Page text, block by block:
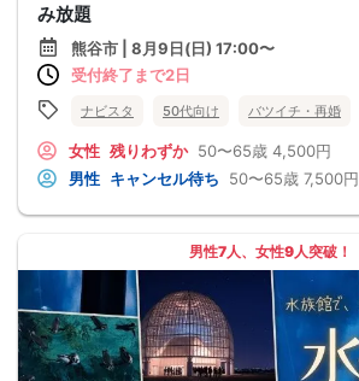
み放題
熊谷市 | 8月9日(日) 17:00〜
受付終了まで2日
ナビスタ 50代向け バツイチ・再婚
女性 残りわずか 50〜65歳 4,500円
男性 キャンセル待ち 50〜65歳 7,500円
男性7人、女性9人突破！